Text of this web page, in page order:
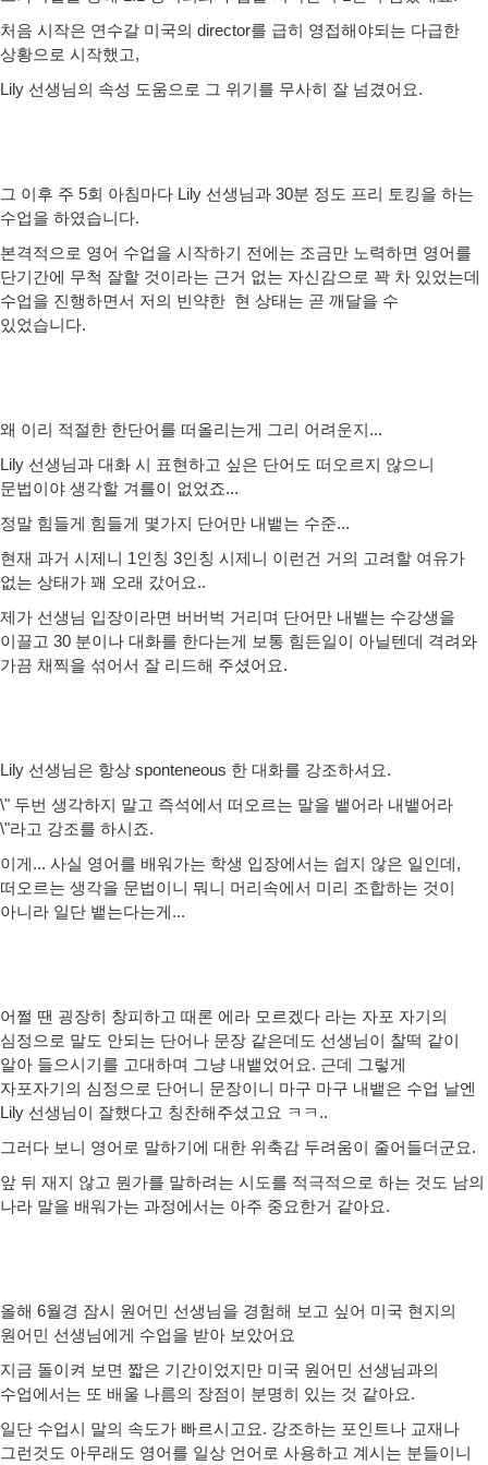
처음 시작은 연수갈 미국의 director를 급히 영접해야되는 다급한
상황으로 시작했고,
Lily 선생님의 속성 도움으로 그 위기를 무사히 잘 넘겼어요.
그 이후 주 5회 아침마다 Lily 선생님과 30분 정도 프리 토킹을 하는
수업을 하였습니다.
본격적으로 영어 수업을 시작하기 전에는 조금만 노력하면 영어를
단기간에 무척 잘할 것이라는 근거 없는 자신감으로 꽉 차 있었는데
수업을 진행하면서 저의 빈약한 현 상태는 곧 깨달을 수
있었습니다.
왜 이리 적절한 한단어를 떠올리는게 그리 어려운지...
Lily 선생님과 대화 시 표현하고 싶은 단어도 떠오르지 않으니
문법이야 생각할 겨를이 없었죠...
정말 힘들게 힘들게 몇가지 단어만 내뱉는 수준...
현재 과거 시제니 1인칭 3인칭 시제니 이런건 거의 고려할 여유가
없는 상태가 꽤 오래 갔어요..
제가 선생님 입장이라면 버버벅 거리며 단어만 내뱉는 수강생을
이끌고 30 분이나 대화를 한다는게 보통 힘든일이 아닐텐데 격려와
가끔 채찍을 섞어서 잘 리드해 주셨어요.
Lily 선생님은 항상 sponteneous 한 대화를 강조하셔요.
\" 두번 생각하지 말고 즉석에서 떠오르는 말을 뱉어라 내뱉어라
\"라고 강조를 하시죠.
이게... 사실 영어를 배워가는 학생 입장에서는 쉽지 않은 일인데,
떠오르는 생각을 문법이니 뭐니 머리속에서 미리 조합하는 것이
아니라 일단 뱉는다는게...
어쩔 땐 굉장히 창피하고 때론 에라 모르겠다 라는 자포 자기의
심정으로 말도 안되는 단어나 문장 같은데도 선생님이 찰떡 같이
알아 들으시기를 고대하며 그냥 내뱉었어요. 근데 그렇게
자포자기의 심정으로 단어니 문장이니 마구 마구 내뱉은 수업 날엔
Lily 선생님이 잘했다고 칭찬해주셨고요 ㅋㅋ..
그러다 보니 영어로 말하기에 대한 위축감 두려움이 줄어들더군요.
앞 뒤 재지 않고 뭔가를 말하려는 시도를 적극적으로 하는 것도 남의
나라 말을 배워가는 과정에서는 아주 중요한거 같아요.
올해 6월경 잠시 원어민 선생님을 경험해 보고 싶어 미국 현지의
원어민 선생님에게 수업을 받아 보았어요
지금 돌이켜 보면 짧은 기간이었지만 미국 원어민 선생님과의
수업에서는 또 배울 나름의 장점이 분명히 있는 것 같아요.
일단 수업시 말의 속도가 빠르시고요. 강조하는 포인트나 교재나
그런것도 아무래도 영어를 일상 언어로 사용하고 계시는 분들이니